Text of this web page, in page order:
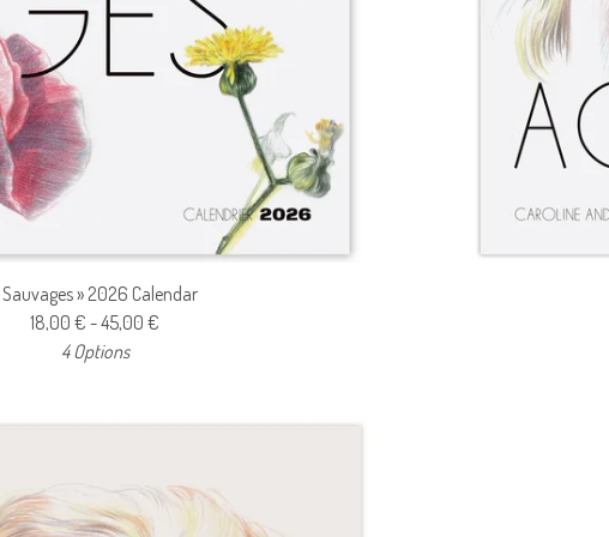
Sauvages » 2026 Calendar
18,00 € - 45,00 €
4 Options